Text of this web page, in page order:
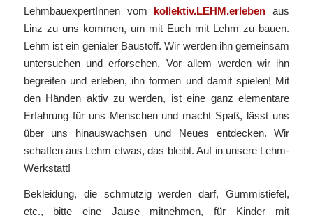
LehmbauexpertInnen vom kollektiv.LEHM.erleben aus
Linz zu uns kommen, um mit Euch mit Lehm zu bauen.
Lehm ist ein genialer Baustoff. Wir werden ihn gemeinsam
untersuchen und erforschen. Vor allem werden wir ihn
begreifen und erleben, ihn formen und damit spielen! Mit
den Händen aktiv zu werden, ist eine ganz elementare
Erfahrung für uns Menschen und macht Spaß, lässt uns
über uns hinauswachsen und Neues entdecken. Wir
schaffen aus Lehm etwas, das bleibt. Auf in unsere Lehm-
Werkstatt!
Bekleidung, die schmutzig werden darf, Gummistiefel,
etc., bitte eine Jause mitnehmen, für Kinder mit